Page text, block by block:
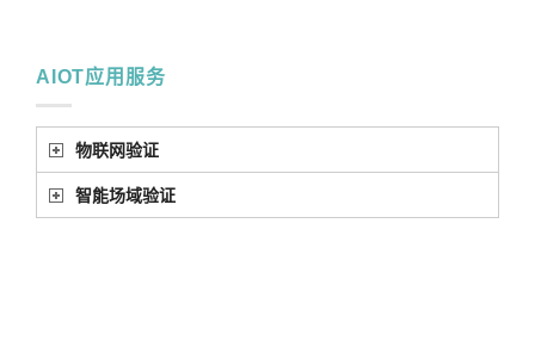
AIOT应用服务
物联网验证
智能场域验证